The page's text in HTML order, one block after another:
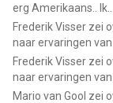
erg Amerikaans.. Ik...
Frederik Visser zei
naar ervaringen van
Frederik Visser zei
naar ervaringen van
Mario van Gool zei